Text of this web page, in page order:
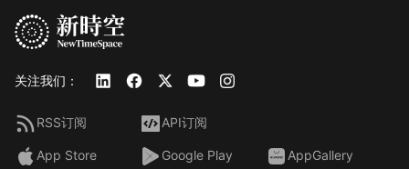
关注我们：
RSS订阅 API订阅
App Store Google Play AppGallery